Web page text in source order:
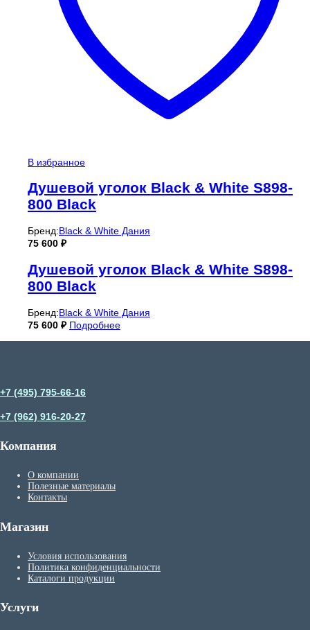
В избранное
Душевой уголок Black & White S898-
800 Black
Бренд:Black & White Дания
75 600 ₽
Душевой уголок Black & White S898-
800 Black
Бренд:Black & White Дания
75 600 ₽ Подробнее
+7 (495) 795-66-16
+7 (962) 916-20-27
Компания
О компании
Полезные материалы
Контакты
Магазин
Условия использования
Политика конфиденциальности
Каталоги продукции
Услуги